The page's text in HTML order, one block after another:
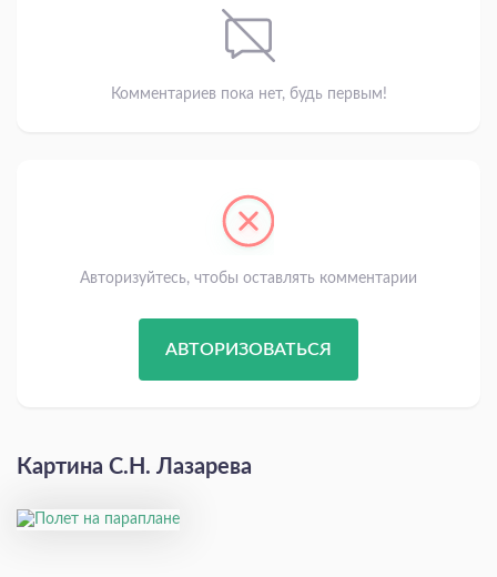
Комментариев пока нет, будь первым!
Авторизуйтесь, чтобы оставлять комментарии
АВТОРИЗОВАТЬСЯ
Картина С.Н. Лазарева